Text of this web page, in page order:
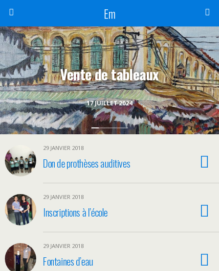
Em
17 JUILLET 2024
Vente de tableaux
29 JANVIER 2018
Don de prothèses auditives
29 JANVIER 2018
Inscriptions à l’école
29 JANVIER 2018
Fontaines d’eau